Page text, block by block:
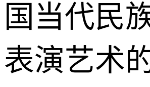
国当代民
表演艺术